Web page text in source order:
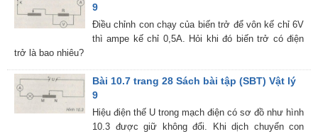
9
Điều chỉnh con chạy của biến trở để vôn kế chỉ 6V
thì ampe kế chỉ 0,5A. Hỏi khi đó biến trở có điện
trở là bao nhiêu?
Bài 10.7 trang 28 Sách bài tập (SBT) Vật lý
9
Hiệu điện thế U trong mạch điện có sơ đồ như hình
10.3 được giữ không đổi. Khi dịch chuyển con